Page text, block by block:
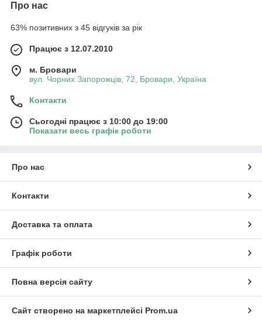
Про нас
63% позитивних з 45 відгуків за рік
Працює з 12.07.2010
м. Бровари
вул. Чорних Запорожців, 72, Бровари, Україна
Контакти
Сьогодні працює з 10:00 до 19:00
Показати весь графік роботи
Про нас
Контакти
Доставка та оплата
Графік роботи
Повна версія сайту
Сайт створено на маркетплейсі Prom.ua